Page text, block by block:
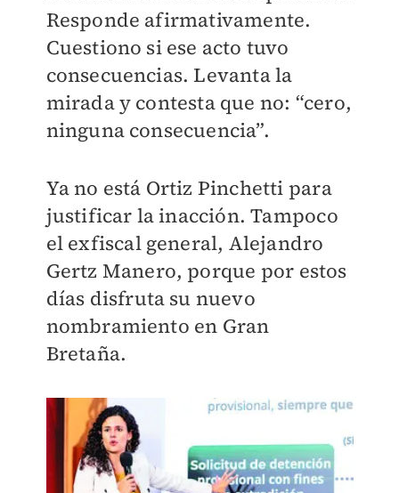
Responde afirmativamente.
Cuestiono si ese acto tuvo
consecuencias. Levanta la
mirada y contesta que no: “cero,
ninguna consecuencia”.
Ya no está Ortiz Pinchetti para
justificar la inacción. Tampoco
el exfiscal general, Alejandro
Gertz Manero, porque por estos
días disfruta su nuevo
nombramiento en Gran
Bretaña.